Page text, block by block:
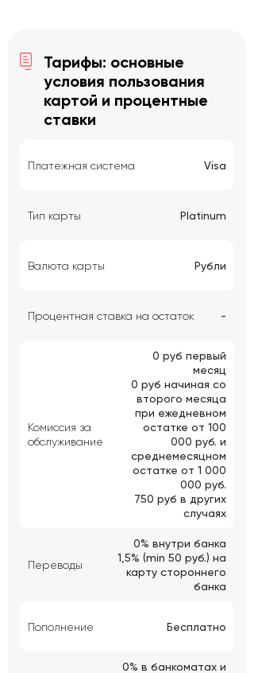
Тарифы: основные
условия пользования
картой и процентные
ставки
Платежная система Visa
Тип карты Platinum
Валюта карты Рубли
Процентная ставка на остаток -
Комиссия за
обслуживание
0 руб первый
месяц
0 руб начиная со
второго месяца
при ежедневном
остатке от 100
000 руб. и
среднемесяцном
остатке от 1 000
000 руб.
750 руб в других
случаях
Переводы
0% внутри банка
1,5% (min 50 руб.) на
карту стороннего
банка
Пополнение Бесплатно
0% в банкоматах и